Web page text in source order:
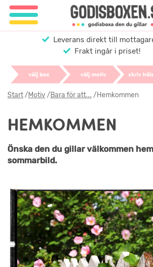
Leverans direkt till
Frakt ingår i priset!
välj box välj motiv skriv
Start/Motiv/Bara för att... /Hemkommen
HEMKOMMEN
Önska den du gillar välkommen
sommarbild.